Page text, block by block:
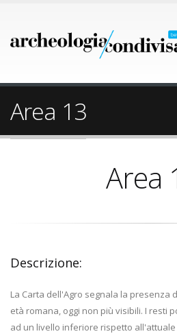
Area 13
Area
Descrizione:
La Carta dell'Agro segnala la presenza
età romana, oggi non più visibili. I resti
ad un livello inferiore rispetto